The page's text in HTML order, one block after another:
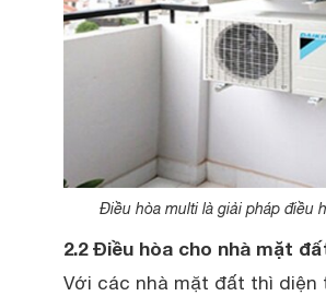
Điều hòa multi là giải pháp điều
2.2 Điều hòa cho nhà mặt
Với các nhà mặt đất thì diện